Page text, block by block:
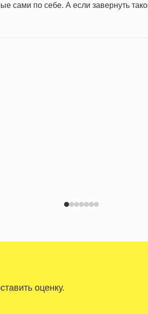
сами по себе. А если завернуть
оценку.